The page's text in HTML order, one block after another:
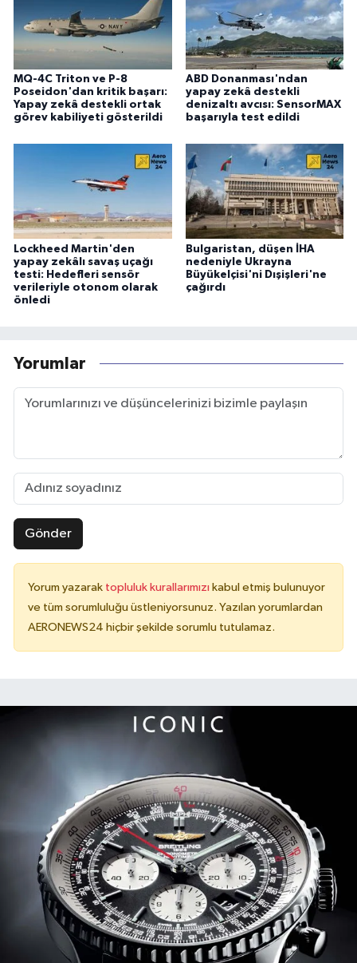
MQ-4C Triton ve P-8
Poseidon'dan kritik başarı:
Yapay zekâ destekli ortak
görev kabiliyeti gösterildi
ABD Donanması'ndan
yapay zekâ destekli
denizaltı avcısı: SensorMAX
başarıyla test edildi
Lockheed Martin'den
yapay zekâlı savaş uçağı
testi: Hedefleri sensör
verileriyle otonom olarak
önledi
Bulgaristan, düşen İHA
nedeniyle Ukrayna
Büyükelçisi'ni Dışişleri'ne
çağırdı
Yorumlar
Gönder
Yorum yazarak topluluk kurallarımızı kabul etmiş bulunuyor
ve tüm sorumluluğu üstleniyorsunuz. Yazılan yorumlardan
AERONEWS24 hiçbir şekilde sorumlu tutulamaz.